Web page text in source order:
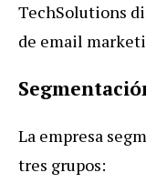
TechSolutions
de email
La empresa
tres grupos: